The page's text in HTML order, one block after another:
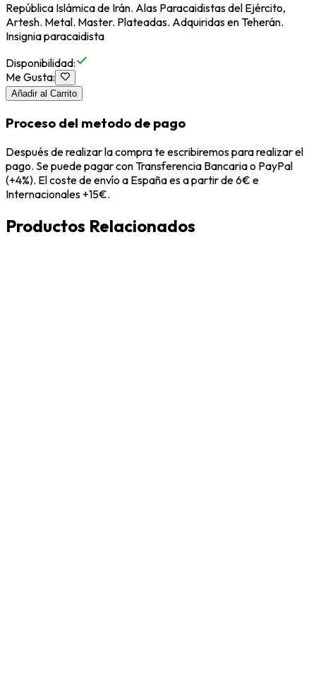
República Islámica de Irán. Alas Paracaidistas del Ejército,
Artesh. Metal. Master. Plateadas. Adquiridas en Teherán.
Insignia paracaidista
Disponibilidad:
Me Gusta:
Añadir al Carrito
Proceso del metodo de pago
Después de realizar la compra te escribiremos para realizar el
pago. Se puede pagar con Transferencia Bancaria o PayPal
(+4%). El coste de envío a España es a partir de 6€ e
Internacionales +15€.
Productos Relacionados